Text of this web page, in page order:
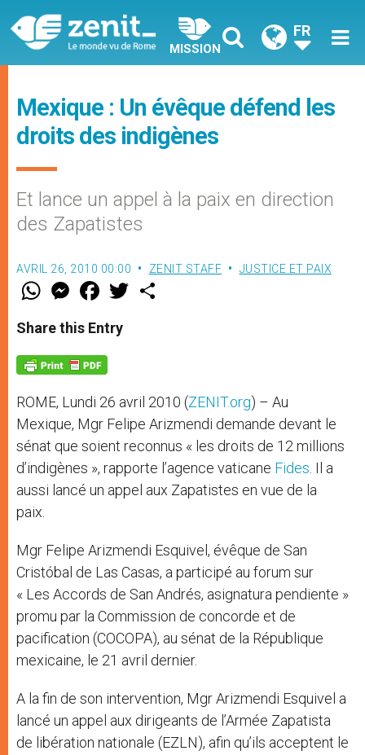
MISSION
FR
Mexique : Un évêque défend les
droits des indigènes
Et lance un appel à la paix en direction
des Zapatistes
AVRIL 26, 2010 00:00 ZENIT STAFF JUSTICE ET PAIX
W
t
s
p
p
M
e
s
e
g
e
F
a
e
b
o
k
w
Share this Entry
ROME, Lundi 26 avril 2010 (ZENIT.org) – Au
Mexique, Mgr Felipe Arizmendi demande devant le
sénat que soient reconnus « les droits de 12 millions
d’indigènes », rapporte l’agence vaticane Fides . Il a
aussi lancé un appel aux Zapatistes en vue de la
paix.
Mgr Felipe Arizmendi Esquivel, évêque de San
Cristóbal de Las Casas, a participé au forum sur
« Les Accords de San Andrés, asignatura pendiente »
promu par la Commission de concorde et de
pacification (COCOPA), au sénat de la République
mexicaine, le 21 avril dernier.
A la fin de son intervention, Mgr Arizmendi Esquivel a
lancé un appel aux dirigeants de l’Armée Zapatista
de libération nationale (EZLN), afin qu’ils acceptent le